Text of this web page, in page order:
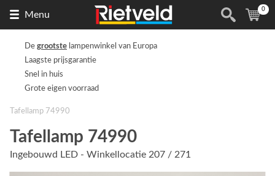
Menu
de
(
0
De grootste lampenwinkel van Europa
Laagste prijsgarantie
Snel in huis
Grote eigen voorraad
Tafellamp 74990
Tafellamp 74990
Ingebouwd LED - Winkellocatie 207 / 271